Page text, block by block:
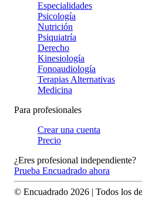
Especialidades
Psicología
Nutrición
Psiquiatría
Derecho
Kinesiología
Fonoaudiología
Terapias Alternativas
Medicina
Para profesionales
Crear una cuenta
Precio
¿Eres profesional independiente?
Prueba Encuadrado ahora
© Encuadrado 2026 | Todos los